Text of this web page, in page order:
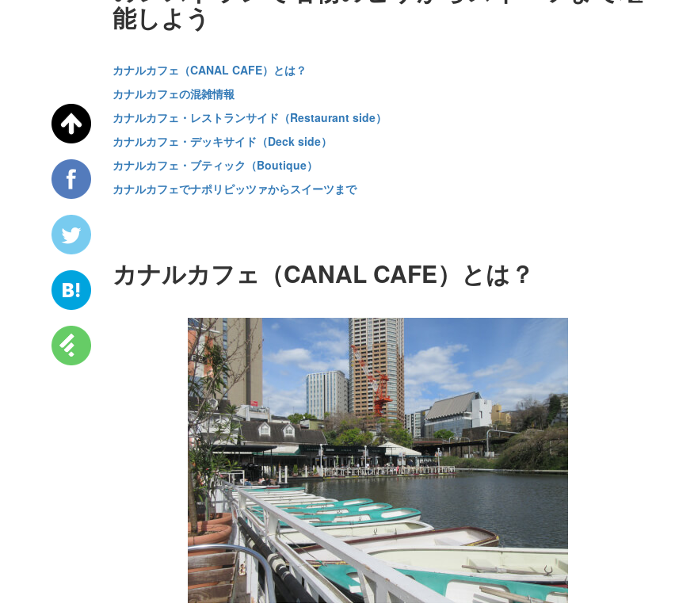
能しよう
カナルカフェ（CANAL CAFE）とは？
カナルカフェの混雑情報
カナルカフェ・レストランサイド（Restaurant side）
カナルカフェ・デッキサイド（Deck side）
カナルカフェ・ブティック（Boutique）
カナルカフェでナポリピッツァからスイーツまで
カナルカフェ（CANAL CAFE）とは？